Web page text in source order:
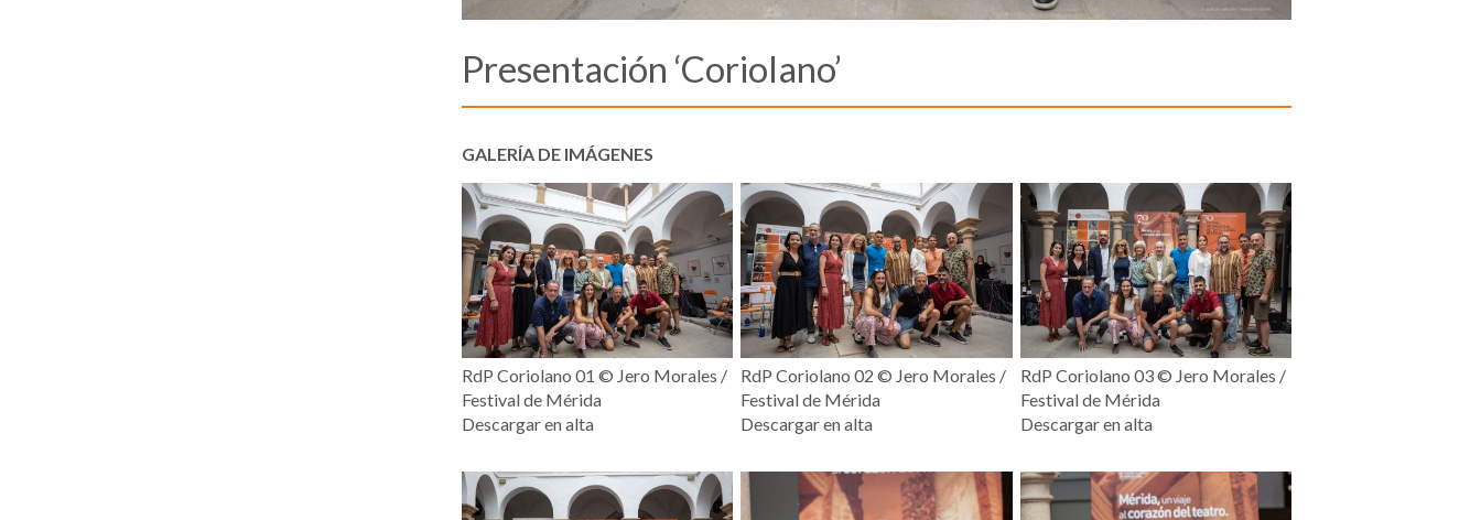
Presentación ‘Coriolano’
GALERÍA DE IMÁGENES
RdP Coriolano 01 ©️ Jero Morales /
Festival de Mérida
Descargar en alta
RdP Coriolano 02 ©️ Jero Morales /
Festival de Mérida
Descargar en alta
RdP Coriolano 03 ©️ Jero Morales /
Festival de Mérida
Descargar en alta